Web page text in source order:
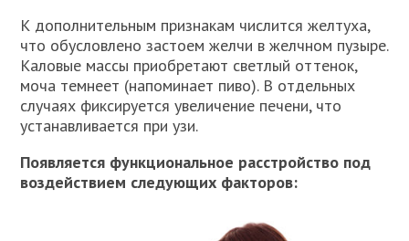
К дополнительным признакам числится желтуха,
что обусловлено застоем желчи в желчном пузыре.
Каловые массы приобретают светлый оттенок,
моча темнеет (напоминает пиво). В отдельных
случаях фиксируется увеличение печени, что
устанавливается при узи.
Появляется функциональное расстройство под
воздействием следующих факторов: